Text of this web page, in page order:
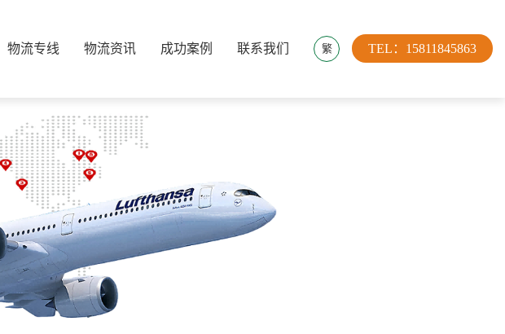
TEL：15811845863
繁
物流专线 物流资讯 成功案例 联系我们